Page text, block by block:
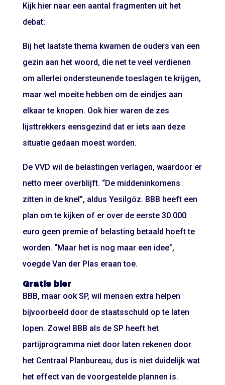
Kijk hier naar een aantal fragmenten uit het
debat:
Bij het laatste thema kwamen de ouders van een
gezin aan het woord, die net te veel verdienen
om allerlei ondersteunende toeslagen te krijgen,
maar wel moeite hebben om de eindjes aan
elkaar te knopen. Ook hier waren de zes
lijsttrekkers eensgezind dat er iets aan deze
situatie gedaan moest worden.
De VVD wil de belastingen verlagen, waardoor er
netto meer overblijft. “De middeninkomens
zitten in de knel”, aldus Yesilgöz. BBB heeft een
plan om te kijken of er over de eerste 30.000
euro geen premie of belasting betaald hoeft te
worden. “Maar het is nog maar een idee”,
voegde Van der Plas eraan toe.
Gratis bier
BBB, maar ook SP, wil mensen extra helpen
bijvoorbeeld door de staatsschuld op te laten
lopen. Zowel BBB als de SP heeft het
partijprogramma niet door laten rekenen door
het Centraal Planbureau, dus is niet duidelijk wat
het effect van de voorgestelde plannen is.